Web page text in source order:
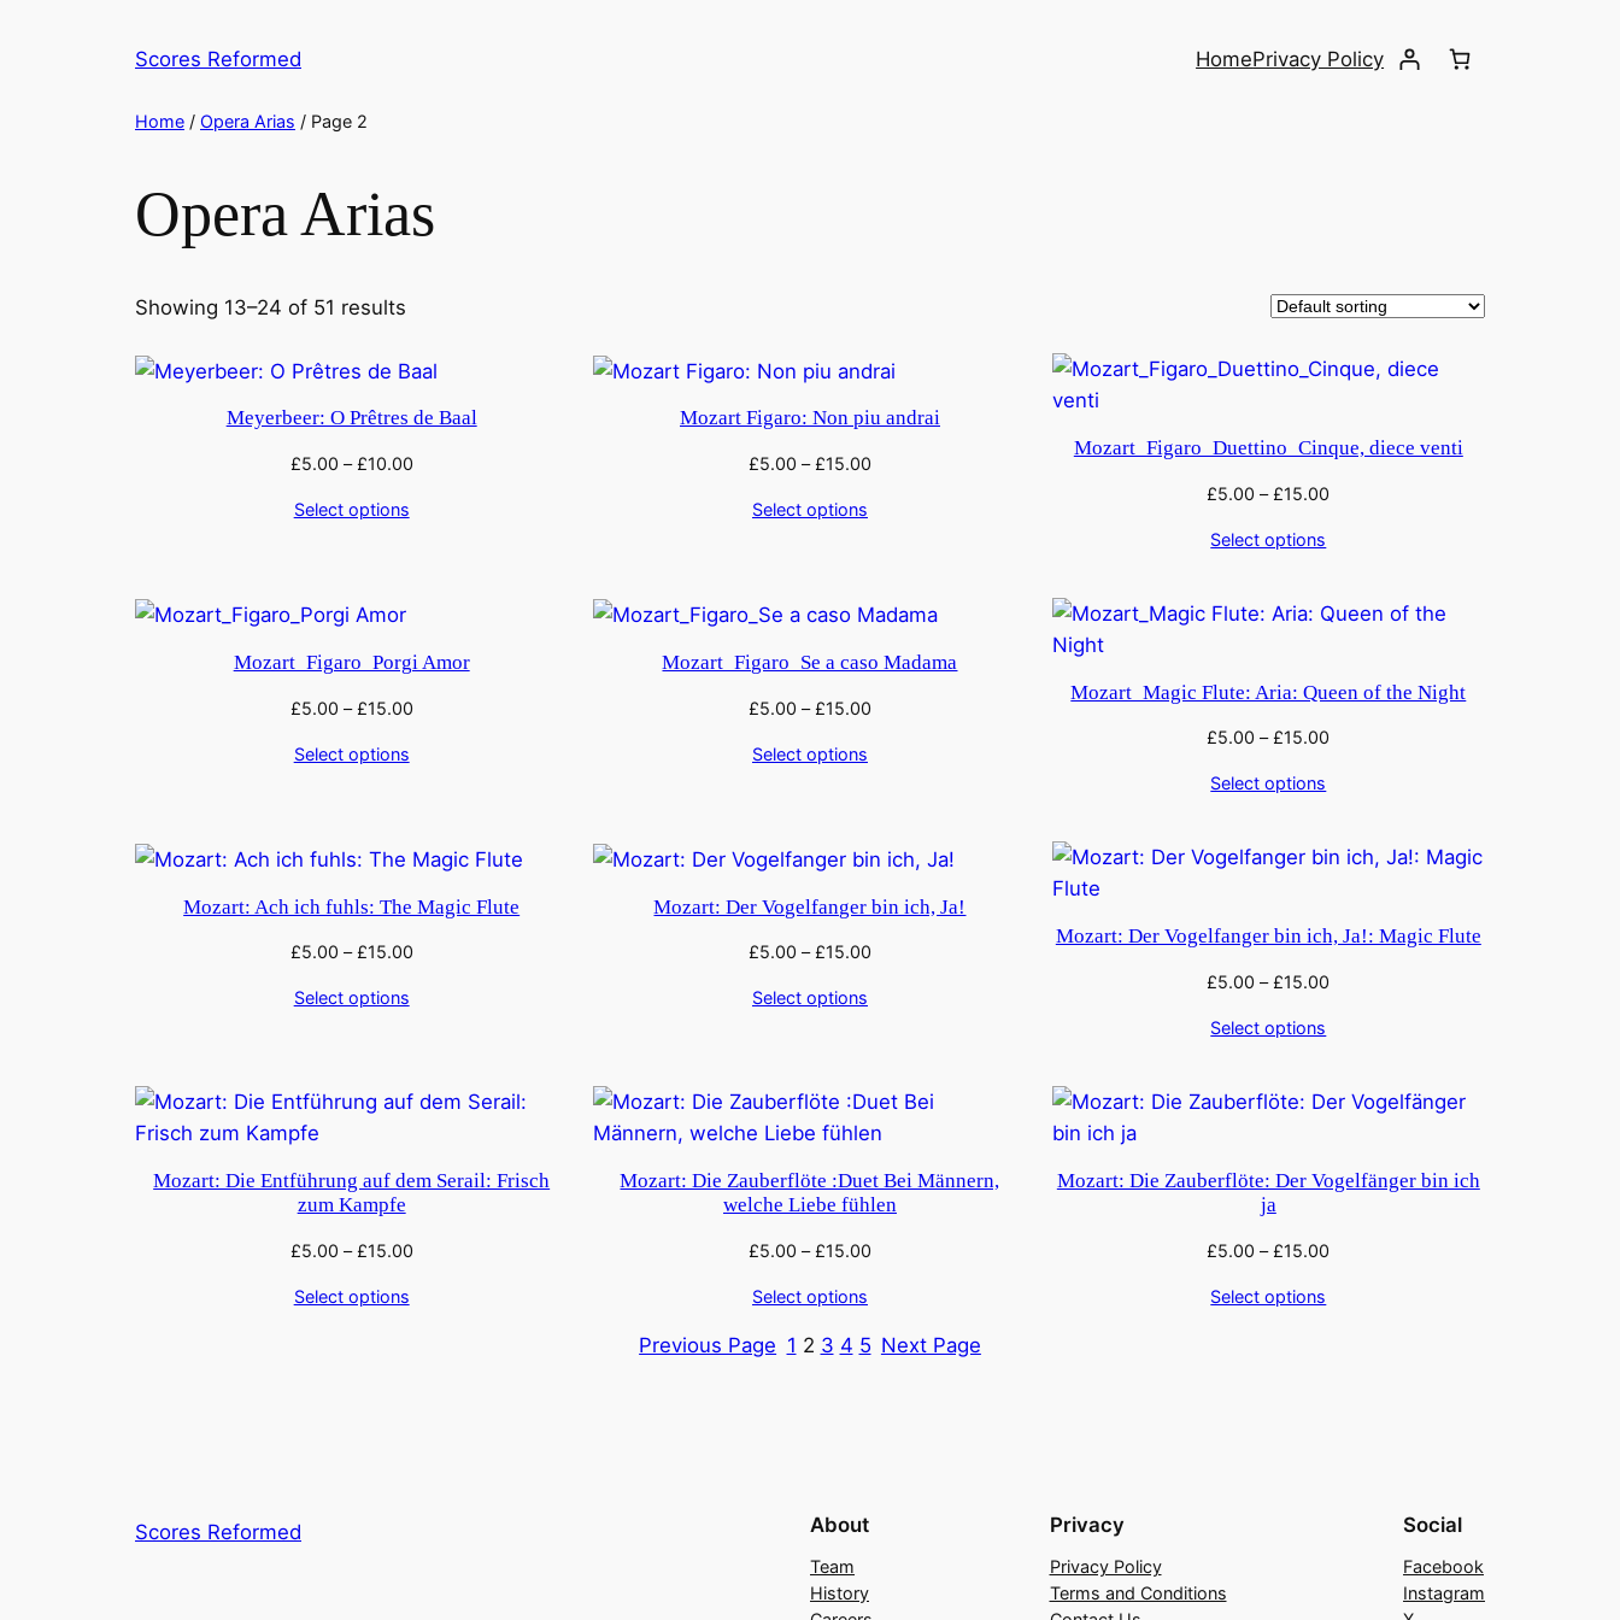
Scores Reformed HomePrivacy Policy
Home / Opera Arias / Page 2
Opera Arias
Showing 13–24 of 51 results
Meyerbeer: O Prêtres de Baal
£5.00 –£10.00
Select options
Mozart Figaro: Non piu andrai
£5.00 –£15.00
Select options
Mozart_Figaro_Duettino_Cinque, diece venti
£5.00 –£15.00
Select options
Mozart_Figaro_Porgi Amor
£5.00 –£15.00
Select options
Mozart_Figaro_Se a caso Madama
£5.00 –£15.00
Select options
Mozart_Magic Flute: Aria: Queen of the Night
£5.00 –£15.00
Select options
Mozart: Ach ich fuhls: The Magic Flute
£5.00 –£15.00
Select options
Mozart: Der Vogelfanger bin ich, Ja!
£5.00 –£15.00
Select options
Mozart: Der Vogelfanger bin ich, Ja!: Magic Flute
£5.00 –£15.00
Select options
Mozart: Die Entführung auf dem Serail: Frisch
zum Kampfe
£5.00 –£15.00
Select options
Mozart: Die Zauberflöte :Duet Bei Männern,
welche Liebe fühlen
£5.00 –£15.00
Select options
Mozart: Die Zauberflöte: Der Vogelfänger bin ich
ja
£5.00 –£15.00
Select options
Previous Page 1 2 3 4 5 Next Page
Scores Reformed About
Team
History
Privacy
Privacy Policy
Terms and Conditions
Social
Facebook
Instagram